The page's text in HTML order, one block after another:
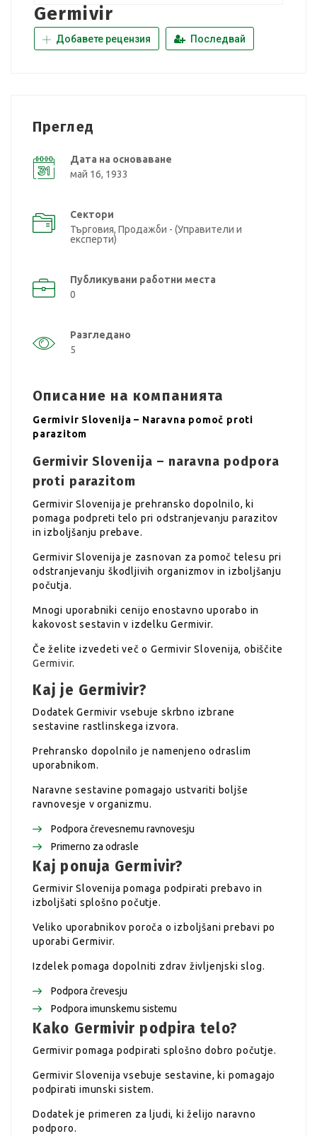
Germivir
Добавете рецензия Последвай
Преглед
Дата на основаване
май 16, 1933
Сектори
Търговия, Продажби - (Управители и
експерти)
Публикувани работни места
0
Разгледано
5
Описание на компанията
Germivir Slovenija – Naravna pomoč proti
parazitom
Germivir Slovenija – naravna podpora
proti parazitom
Germivir Slovenija je prehransko dopolnilo, ki
pomaga podpreti telo pri odstranjevanju parazitov
in izboljšanju prebave.
Germivir Slovenija je zasnovan za pomoč telesu pri
odstranjevanju škodljivih organizmov in izboljšanju
počutja.
Mnogi uporabniki cenijo enostavno uporabo in
kakovost sestavin v izdelku Germivir.
Če želite izvedeti več o Germivir Slovenija, obiščite
Germivir.
Kaj je Germivir?
Dodatek Germivir vsebuje skrbno izbrane
sestavine rastlinskega izvora.
Prehransko dopolnilo je namenjeno odraslim
uporabnikom.
Naravne sestavine pomagajo ustvariti boljše
ravnovesje v organizmu.
Podpora črevesnemu ravnovesju
Primerno za odrasle
Kaj ponuja Germivir?
Germivir Slovenija pomaga podpirati prebavo in
izboljšati splošno počutje.
Veliko uporabnikov poroča o izboljšani prebavi po
uporabi Germivir.
Izdelek pomaga dopolniti zdrav življenjski slog.
Podpora črevesju
Podpora imunskemu sistemu
Kako Germivir podpira telo?
Germivir pomaga podpirati splošno dobro počutje.
Germivir Slovenija vsebuje sestavine, ki pomagajo
podpirati imunski sistem.
Dodatek je primeren za ljudi, ki želijo naravno
podporo.